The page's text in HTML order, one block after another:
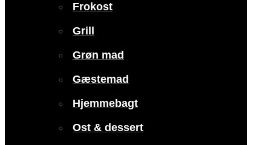
Frokost
Grill
Grøn mad
Gæstemad
Hjemmebagt
Ost & dessert